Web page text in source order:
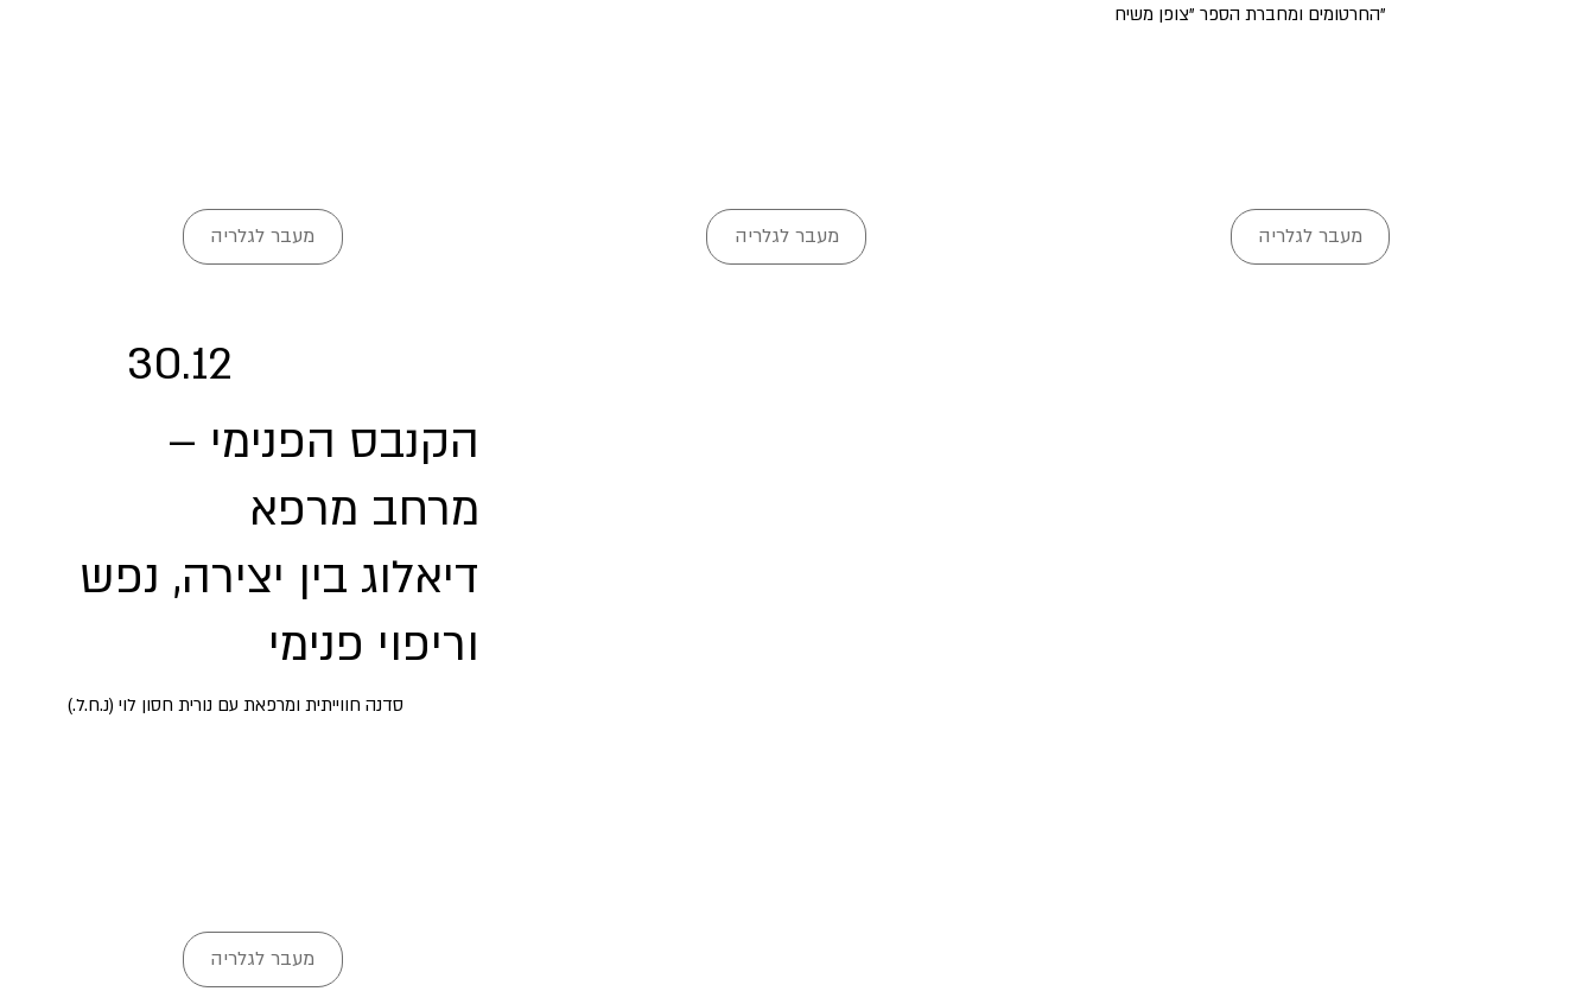
החרטומים ומחברת הספר "צופן משיח"
מעבר לגלריה מעבר לגלריה מעבר לגלריה
30.12
הקנבס הפנימי –
מרחב מרפא
דיאלוג בין יצירה, נפש
וריפוי פנימי
סדנה חווייתית ומרפאת עם נורית חסון לוי (נ.ח.ל.)
מעבר לגלריה